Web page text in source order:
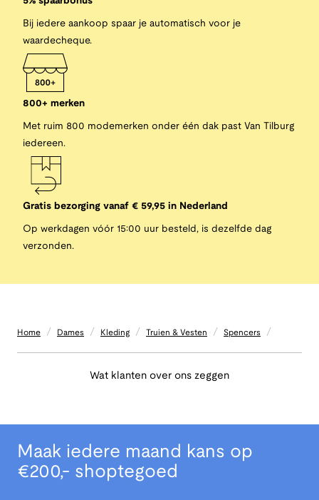
Bij iedere aankoop spaar je automatisch voor je
waardecheque.
800+ merken
Met ruim 800 modemerken onder één dak past Van Tilburg
iedereen.
Gratis bezorging vanaf € 59,95 in Nederland
Op werkdagen vóór 15:00 uur besteld, is dezelfde dag
verzonden.
Home / Dames / Kleding / Truien & Vesten / Spencers /
Wat klanten over ons zeggen
Maak iedere maand kans op
€200,- shoptegoed